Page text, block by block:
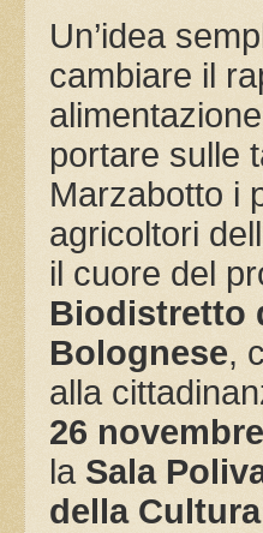
Un’idea
cambiare il
portare sulle
Marzabotto i
agricoltori
il cuore del
Biodistretto
Bolognese,
alla
26
la Sala
della